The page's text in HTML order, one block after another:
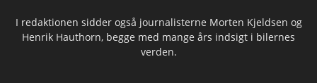
I redaktionen sidder også journalisterne Morten Kjeldsen og
Henrik Hauthorn, begge med mange års indsigt i bilernes
verden.